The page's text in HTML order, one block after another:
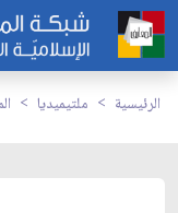
الرئيسية ملتيميديا